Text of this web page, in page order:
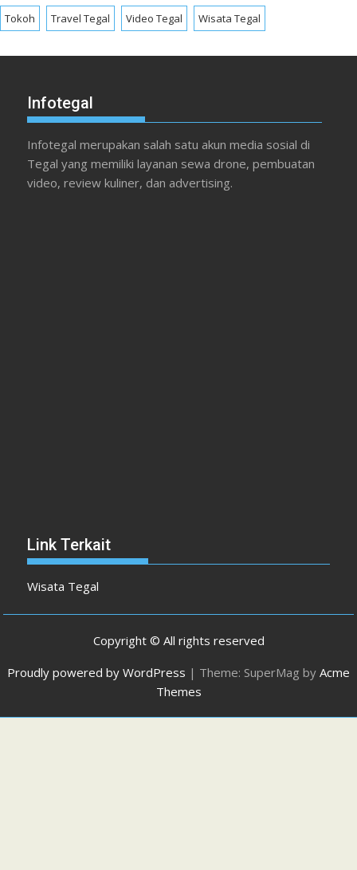
Tokoh Travel Tegal Video Tegal Wisata Tegal
Infotegal
Infotegal merupakan salah satu akun media sosial di
Tegal yang memiliki layanan sewa drone, pembuatan
video, review kuliner, dan advertising.
Link Terkait
Wisata Tegal
Copyright © All rights reserved
Proudly powered by WordPress | Theme: SuperMag by Acme
Themes